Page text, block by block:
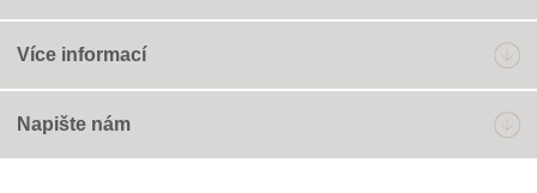
Více informací
Napište nám